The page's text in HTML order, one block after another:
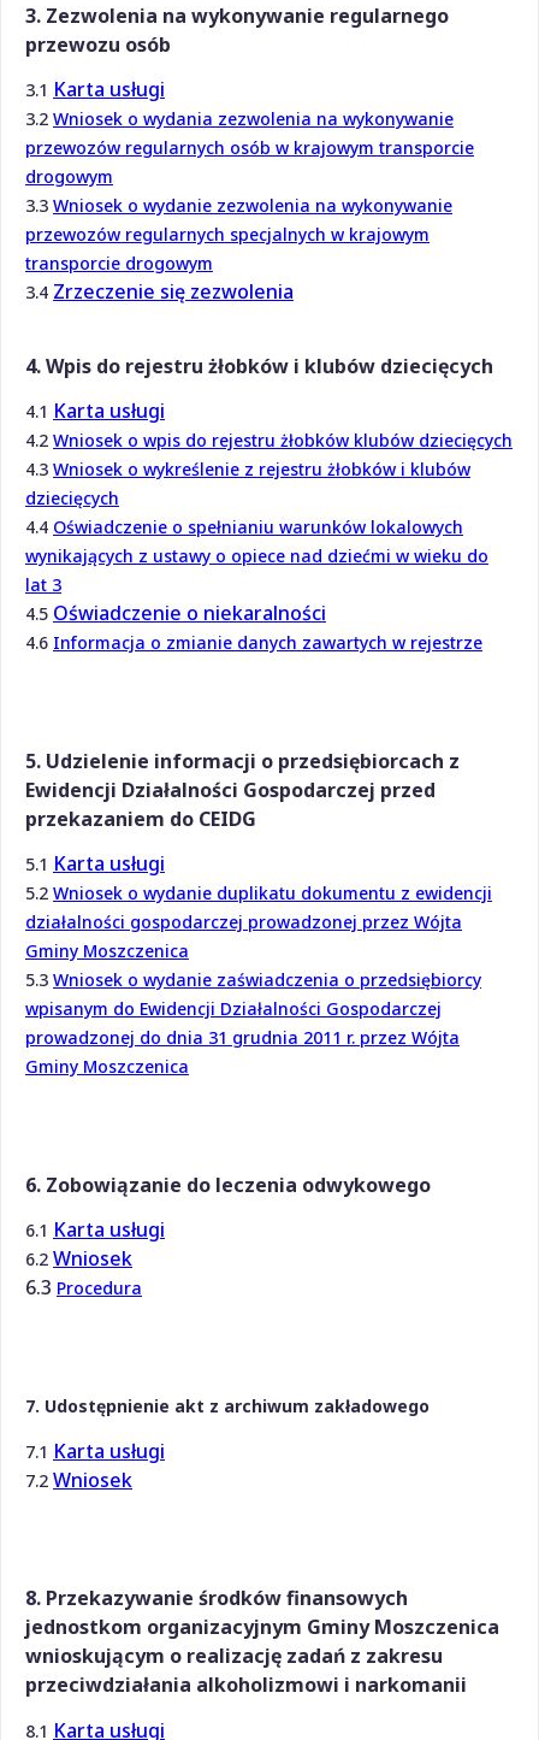
3. Zezwolenia na wykonywanie regularnego
przewozu osób
3.1 Karta usługi
3.2 Wniosek o wydania zezwolenia na wykonywanie
przewozów regularnych osób w krajowym transporcie
drogowym
3.3 Wniosek o wydanie zezwolenia na wykonywanie
przewozów regularnych specjalnych w krajowym
transporcie drogowym
3.4 Zrzeczenie się zezwolenia
4. Wpis do rejestru żłobków i klubów dziecięcych
4.1 Karta usługi
4.2 Wniosek o wpis do rejestru żłobków klubów dziecięcych
4.3 Wniosek o wykreślenie z rejestru żłobków i klubów
dziecięcych
4.4 Oświadczenie o spełnianiu warunków lokalowych
wynikających z ustawy o opiece nad dziećmi w wieku do
lat 3
4.5 Oświadczenie o niekaralności
4.6 Informacja o zmianie danych zawartych w rejestrze
5. Udzielenie informacji o przedsiębiorcach z
Ewidencji Działalności Gospodarczej przed
przekazaniem do CEIDG
5.1 Karta usługi
5.2 Wniosek o wydanie duplikatu dokumentu z ewidencji
działalności gospodarczej prowadzonej przez Wójta
Gminy Moszczenica
5.3 Wniosek o wydanie zaświadczenia o przedsiębiorcy
wpisanym do Ewidencji Działalności Gospodarczej
prowadzonej do dnia 31 grudnia 2011 r. przez Wójta
Gminy Moszczenica
6. Zobowiązanie do leczenia odwykowego
6.1 Karta usługi
6.2 Wniosek
6.3 Procedura
7. Udostępnienie akt z archiwum zakładowego
7.1 Karta usługi
7.2 Wniosek
8. Przekazywanie środków finansowych
jednostkom organizacyjnym Gminy Moszczenica
wnioskującym o realizację zadań z zakresu
przeciwdziałania alkoholizmowi i narkomanii
8.1 Karta usługi